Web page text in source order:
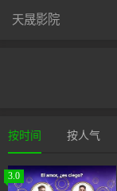
天晟影院
按时间 按人气
3.0